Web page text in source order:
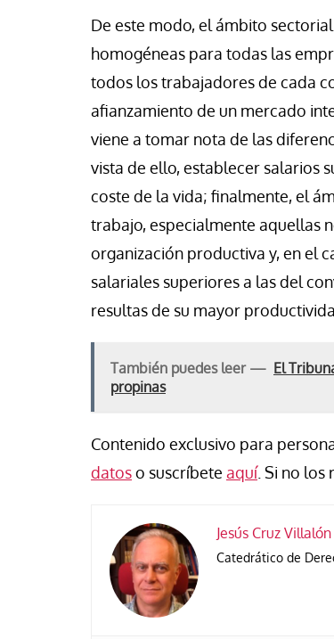
De este modo, el ámbito
homogéneas para todas las
todos los trabajadores de cada
afianzamiento de un mercado
viene a tomar nota de las
vista de ello, establecer salarios
coste de la vida; finalmente, el
trabajo, especialmente aquellas
organización productiva y, en el
salariales superiores a las del
resultas de su mayor
También puedes leer — El
propinas
Contenido exclusivo para
datoso suscríbete aquí. Si no los
Jesús Cruz Villalón
Catedrático de